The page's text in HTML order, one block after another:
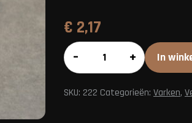
€ 2,17
Zuurkoolspek
aantal
– + In
SKU: 222 Categorieën: Varken,